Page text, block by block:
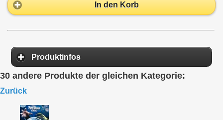
In den Korb
Produktinfos
30 andere Produkte der gleichen Kategorie:
Zurück